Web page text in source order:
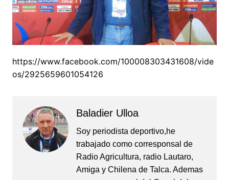
https://www.facebook.com/100008303431608/vide
os/2925659601054126
Baladier Ulloa
Soy periodista deportivo,he
trabajado como corresponsal de
Radio Agricultura, radio Lautaro,
Amiga y Chilena de Talca. Ademas